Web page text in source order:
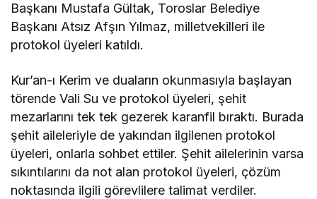
Başkanı Mustafa Gültak, Toroslar Belediye
Başkanı Atsız Afşın Yılmaz, milletvekilleri ile
protokol üyeleri katıldı.
Kur’an-ı Kerim ve duaların okunmasıyla başlayan
törende Vali Su ve protokol üyeleri, şehit
mezarlarını tek tek gezerek karanfil bıraktı. Burada
şehit aileleriyle de yakından ilgilenen protokol
üyeleri, onlarla sohbet ettiler. Şehit ailelerinin varsa
sıkıntılarını da not alan protokol üyeleri, çözüm
noktasında ilgili görevlilere talimat verdiler.